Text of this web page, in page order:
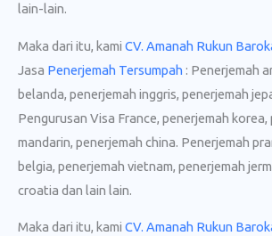
lain-lain.
Maka dari itu, kami CV. Amanah Rukun
Jasa Penerjemah Tersumpah : Penerjemah
belanda, penerjemah inggris, penerjemah
Pengurusan Visa France, penerjemah korea,
mandarin, penerjemah china. Penerjemah
belgia, penerjemah vietnam, penerjemah
croatia dan lain lain.
Maka dari itu, kami CV. Amanah Rukun